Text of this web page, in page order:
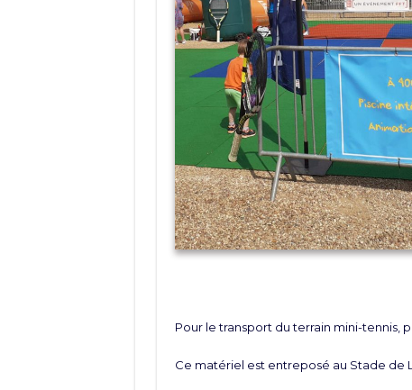
Pour le transport du terrain mini-tennis,
Ce matériel est entreposé au Stade de